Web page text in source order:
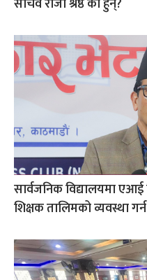
सार्वजनिक विद्यालयमा एआई
शिक्षक तालिमको व्यवस्था